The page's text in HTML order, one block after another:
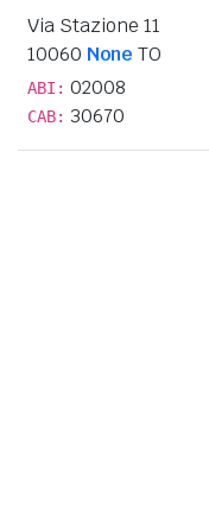
Via Stazione 11
10060 None TO
ABI: 02008
CAB: 30670